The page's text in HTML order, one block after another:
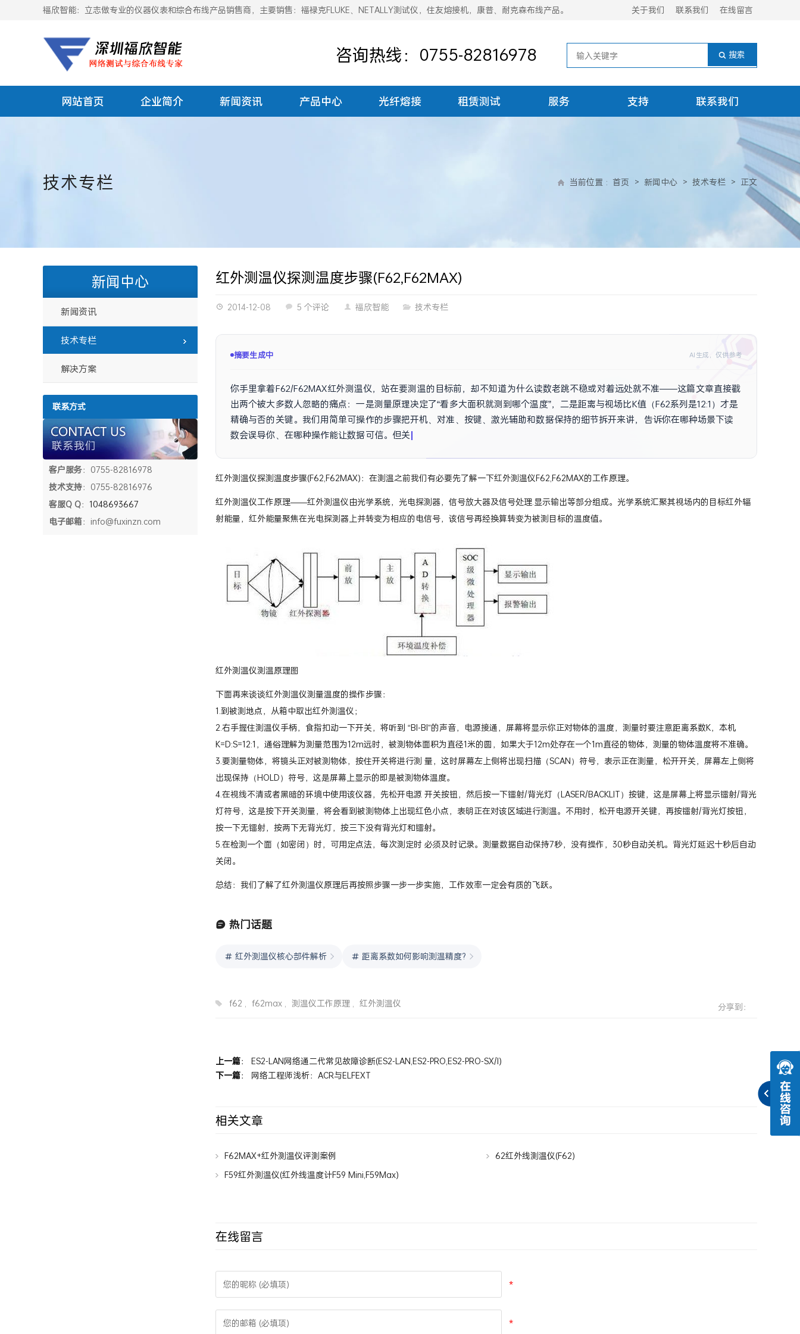
福欣智能：立志做专业的仪器仪表和综合布线产品销售商，主要销售：福禄克FLUKE、NETALLY测试仪，住友熔接机，康普、耐克森布线产品。 关于我们 联系我们 在线留言
咨询热线：0755-82816978
网站首页 企业简介 新闻资讯 产品中心 光纤熔接 租赁测试 服务 支持 联系我们
技术专栏 当前位置 : 首页 > 新闻中心 > 技术专栏 > 正文
红外测温仪探测温度步骤(F62,F62MAX)
2014-12-08 5 个评论 福欣智能 技术专栏
摘要生成中 AI生成，仅供参考
你手里拿着F62/F62MAX红外测温仪，站在要测温的目标前，却不知道为什么读数老跳不稳或对着远处就不准——这篇文章直接戳
出两个被大多数人忽略的痛点：一是测量原理决定了“看多大面积就测到哪个温度”，二是距离与视场比K值（F62系列是12:1）才是
精确与否的关键。我们用简单可操作的步骤把开机、对准、按键、激光辅助和数据保持的细节拆开来讲，告诉你在哪种场景下读
数会误导你、在哪种操作能让数据可信。但关键的校准和在复杂表面（反光、透光、分层热源）上该怎
红外测温仪探测温度步骤(F62,F62MAX)：在测温之前我们有必要先了解一下红外测温仪F62,F62MAX的工作原理。
红外测温仪工作原理——红外测温仪由光学系统，光电探测器，信号放大器及信号处理.显示输出等部分组成。光学系统汇聚其视场内的目标红外辐
射能量，红外能量聚焦在光电探测器上并转变为相应的电信号，该信号再经换算转变为被测目标的温度值。
红外测温仪测温原理图
下面再来谈谈红外测温仪测量温度的操作步骤：
1.到被测地点，从箱中取出红外测温仪；
2.右手握住测温仪手柄，食指扣动一下开关，将听到 “BI-BI”的声音，电源接通，屏幕将显示你正对物体的温度，测量时要注意距离系数K，本机
K=D:S=12:1，通俗理解为测量范围为12m远时，被测物体面积为直径1米的圆，如果大于12m处存在一个1m直径的物体，测量的物体温度将不准确。
3.要测量物体，将镜头正对被测物体，按住开关将进行测 量，这时屏幕左上侧将出现扫描（SCAN）符号，表示正在测量，松开开关，屏幕左上侧将
出现保持（HOLD）符号，这是屏幕上显示的即是被测物体温度。
4.在视线不清或者黑暗的环境中使用该仪器，先松开电源 开关按钮，然后按一下镭射/背光灯（LASER/BACKLIT）按键，这是屏幕上将显示镭射/背光
灯符号，这是按下开关测量，将会看到被测物体上出现红色小点，表明正在对该区域进行测温。不用时，松开电源开关键，再按镭射/背光灯按钮，
按一下无镭射，按两下无背光灯，按三下没有背光灯和镭射。
5.在检测一个面（如密闭）时，可用定点法，每次测定时 必须及时记录。测量数据自动保持7秒，没有操作，30秒自动关机。背光灯延迟十秒后自动
关闭。
总结：我们了解了红外测温仪原理后再按照步骤一步一步实施，工作效率一定会有质的飞跃。
热门话题
红外测温仪核心部件解析 距离系数如何影响测温精度?
f62 , f62max , 测温仪工作原理 , 红外测温仪 分享到：
上一篇： ES2-LAN网络通二代常见故障诊断(ES2-LAN,ES2-PRO,ES2-PRO-SX/I)
下一篇： 网络工程师浅析：ACR与ELFEXT
相关文章
F62MAX+红外测温仪评测案例
62红外线测温仪(F62)
F59红外测温仪(红外线温度计F59 Mini,F59Max)
在线留言
*
*
新闻中心
新闻资讯
技术专栏
解决方案
联系方式
客户服务：0755-82816978
技术支持：0755-82816976
客服Q Q： 1048693667
电子邮箱：info@fuxinzn.com